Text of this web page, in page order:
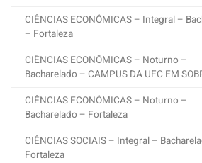
CIÊNCIAS ECONÔMICAS – Integral –
– Fortaleza
CIÊNCIAS ECONÔMICAS – Noturno –
Bacharelado – CAMPUS DA UFC EM
CIÊNCIAS ECONÔMICAS – Noturno –
Bacharelado – Fortaleza
CIÊNCIAS SOCIAIS – Integral –
Fortaleza